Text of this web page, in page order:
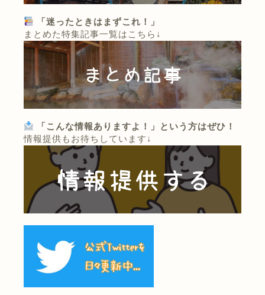
「迷ったときはまずこれ！」
まとめた特集記事一覧はこちら↓
「こんな情報ありますよ！」という方はぜひ！
情報提供もお待ちしています↓